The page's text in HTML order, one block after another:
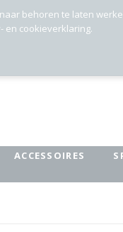
ACCESSOIRES
behoren te laten
en cookieverklaring.